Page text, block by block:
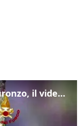
Frana lambisce le case di Auronzo, il video dall'elicottero dei vigili del fuoco